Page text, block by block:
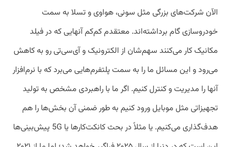
الآن شرکت‌های بزرگی مثل سونی،‌ هواوی و تسلا به سمت
خودروسازی گام برداشته‌اند. معتقدم کم‌کم آنهایی که در فیلد
مکانیک کار می‌کنند سهم‌شان از الکترونیک و آی‌سی‌تی رو به کاهش
می‌رود و این مسائل ما را به سمت پلتفرم‌هایی می‌برد که با نرم‌افزار
آنها را مدیریت و کنترل کنیم. اگر ما با راهبردی مشخص به تولید
تجهیزاتی مثل موبایل ورود کنیم به طور ضمنی آن بخش‌ها را هم
هدف‌گذاری می‌کنیم. یا مثلاً در بحث کانکت‌کارها یا 5G پیش‌بینی‌ها